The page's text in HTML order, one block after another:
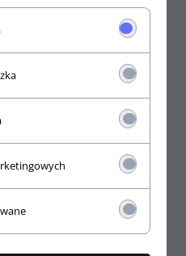
SPECYFIKACJA
Ilość strun:
6